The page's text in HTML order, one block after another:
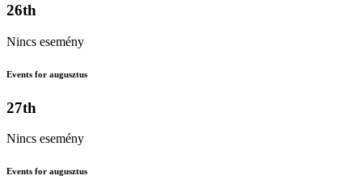
26th
Nincs esemény
Events for augusztus
27th
Nincs esemény
Events for augusztus